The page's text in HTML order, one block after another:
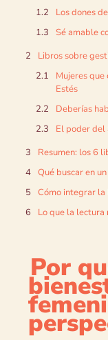
Los dones
Sé amable
Libros sobre
Mujeres
Estés
Deberías
El poder
Resumen: los 6
Qué buscar en
Cómo integrar
Lo que la lectura
Por